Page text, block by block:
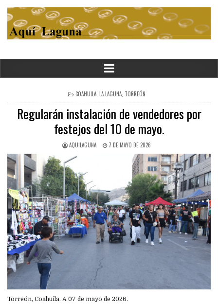
POSTED
IN
COAHUILA, LA LAGUNA, TORREÓN
Regularán instalación de vendedores por
festejos del 10 de mayo.
AQUILAGUNA 7 DE MAYO DE 2026
Torreón, Coahuila. A 07 de mayo de 2026.